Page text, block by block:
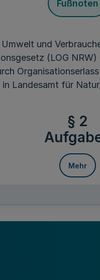
Fußnoten
und
(LOG NRW)
Landesamt für
§ 2
Mehr